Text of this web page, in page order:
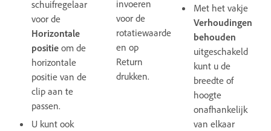
schuifregelaar
voor de
Horizontale
positie om de
horizontale
positie van de
clip aan te
passen.
U kunt ook
invoeren
voor de
rotatiewaarde
en op
Return
drukken.
Met het vakje
Verhoudingen
behouden
uitgeschakeld
kunt u de
breedte of
hoogte
onafhankelijk
van elkaar